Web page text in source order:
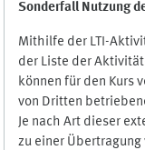
Sonderfall Nutzung
Mithilfe der LTI-
der Liste der
können für den Kurs
von Dritten
Je nach Art dieser
zu einer